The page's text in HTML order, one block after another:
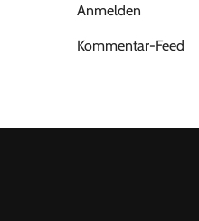
Anmelden
Kommentar-Feed